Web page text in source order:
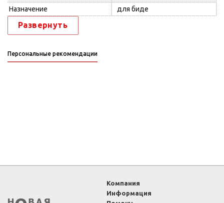
Назначение
для биде
Развернуть
Персональные рекомендации
Компания
Информация